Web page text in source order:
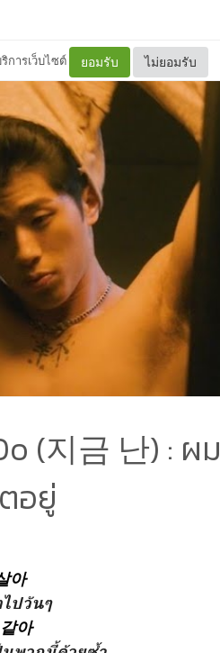
การเว็บไซต์ ยอมรับ ไม่ยอมรับ
(지금 난) : ผม
อยู่
아
ปวันๆ
아